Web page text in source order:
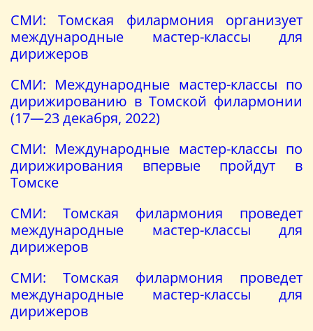
СМИ: Томская филармония организует
международные мастер-классы для
дирижеров
СМИ: Международные мастер-классы по
дирижированию в Томской филармонии
(17—23 декабря, 2022)
СМИ: Международные мастер-классы по
дирижирования впервые пройдут в
Томске
СМИ: Томская филармония проведет
международные мастер-классы для
дирижеров
СМИ: Томская филармония проведет
международные мастер-классы для
дирижеров